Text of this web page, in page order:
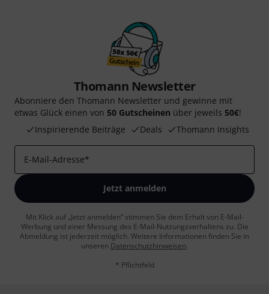
Thomann Newsletter
Abonniere den Thomann Newsletter und gewinne mit
etwas Glück einen von 50 Gutscheinen über jeweils 50€!
Inspirierende Beiträge
Deals Thomann Insights
E-Mail-Adresse*
Jetzt anmelden
Mit Klick auf „Jetzt anmelden“ stimmen Sie dem Erhalt von E-Mail-
Werbung und einer Messung des E-Mail-Nutzungsverhaltens zu. Die
Abmeldung ist jederzeit möglich. Weitere Informationen finden Sie in
unseren Datenschutzhinweisen.
* Pflichtfeld